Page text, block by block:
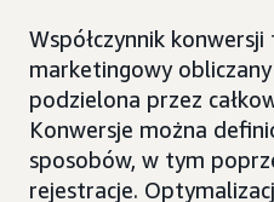
Współczynnik
marketingowy
podzielona przez
Konwersje można
sposobów, w tym
rejestracje.